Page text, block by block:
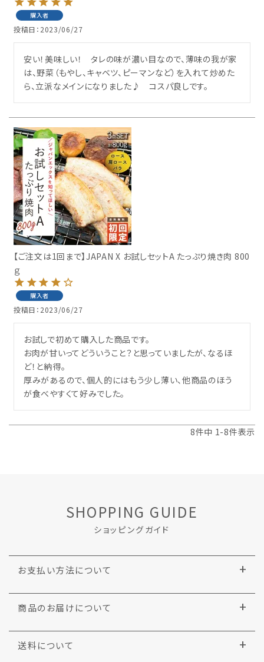
購入者
投稿日 2023/06/27
安い！美味しい！　タレの味が濃い目なので、薄味の我が家
は、野菜（もやし、キャベツ、ピーマンなど）を入れて炒めた
ら、立派なメインになりました♪　コスパ良しです。
【ご注文は1回まで】JAPAN X お試しセットA たっぷり焼き肉 800
ｇ
購入者
投稿日 2023/06/27
お試しで初めて購入した商品です。
お肉が甘いってどういうこと？と思っていましたが、なるほ
ど！と納得。
厚みがあるので、個人的にはもう少し薄い、他商品のほう
が食べやすくて好みでした。
8件中 1 -8件表示
SHOPPING GUIDE
ショッピングガイド
お支払い方法について
商品のお届けについて
送料について